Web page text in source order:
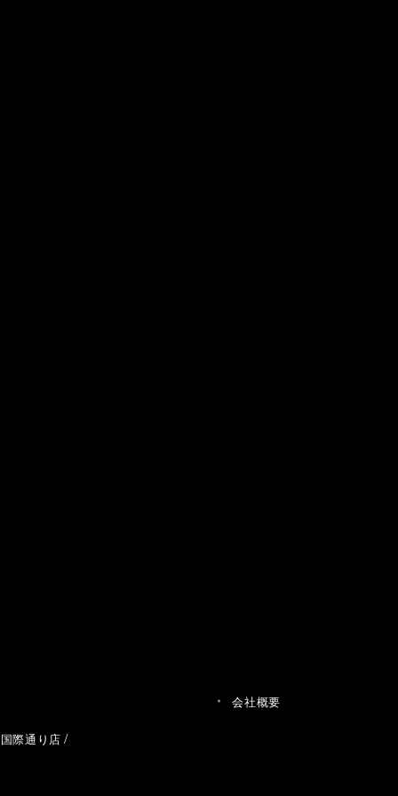
際通り店
会社概要